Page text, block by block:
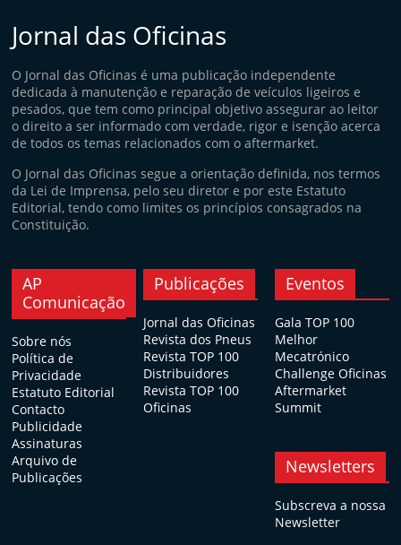
Jornal das Oficinas
O Jornal das Oficinas é uma publicação independente
dedicada à manutenção e reparação de veículos ligeiros e
pesados, que tem como principal objetivo assegurar ao leitor
o direito a ser informado com verdade, rigor e isenção acerca
de todos os temas relacionados com o aftermarket.
O Jornal das Oficinas segue a orientação definida, nos termos
da Lei de Imprensa, pelo seu diretor e por este Estatuto
Editorial, tendo como limites os princípios consagrados na
Constituição.
AP
Comunicação
Sobre nós
Política de
Privacidade
Estatuto Editorial
Contacto
Publicidade
Assinaturas
Arquivo de
Publicações
Publicações
Jornal das Oficinas
Revista dos Pneus
Revista TOP 100
Distribuidores
Revista TOP 100
Oficinas
Eventos
Gala TOP 100
Melhor
Mecatrónico
Challenge Oficinas
Aftermarket
Summit
Newsletters
Subscreva a nossa
Newsletter